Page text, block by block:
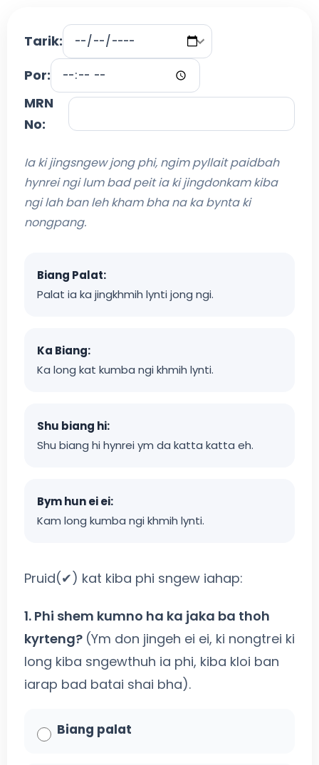
Tarik:
Por:
MRN
No:
Ia ki jingsngew jong phi, ngim pyllait paidbah
hynrei ngi lum bad peit ia ki jingdonkam kiba
ngi lah ban leh kham bha na ka bynta ki
nongpang.
Biang Palat:
Palat ia ka jingkhmih lynti jong ngi.
Ka Biang:
Ka long kat kumba ngi khmih lynti.
Shu biang hi:
Shu biang hi hynrei ym da katta katta eh.
Bym hun ei ei:
Kam long kumba ngi khmih lynti.
Pruid(✔) kat kiba phi sngew iahap:
1. Phi shem kumno ha ka jaka ba thoh
kyrteng? (Ym don jingeh ei ei, ki nongtrei ki
long kiba sngewthuh ia phi, kiba kloi ban
iarap bad batai shai bha).
Biang palat